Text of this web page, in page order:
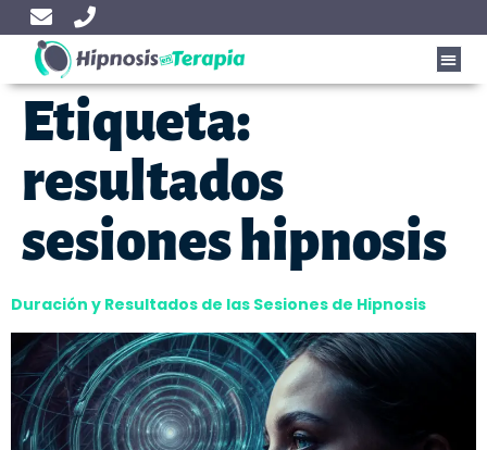
Etiqueta:
resultados
sesiones hipnosis
Duración y Resultados de las Sesiones de Hipnosis